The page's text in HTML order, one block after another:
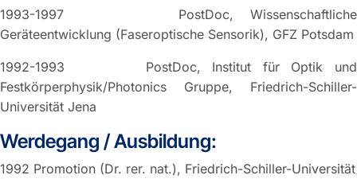
1993-1997 PostDoc, Wissenschaftliche
Geräteentwicklung (Faseroptische Sensorik), GFZ Potsdam
1992-1993 PostDoc, Institut für Optik und
Festkörperphysik/Photonics Gruppe, Friedrich-Schiller-
Universität Jena
Werdegang / Ausbildung:
1992 Promotion (Dr. rer. nat.), Friedrich-Schiller-Universität